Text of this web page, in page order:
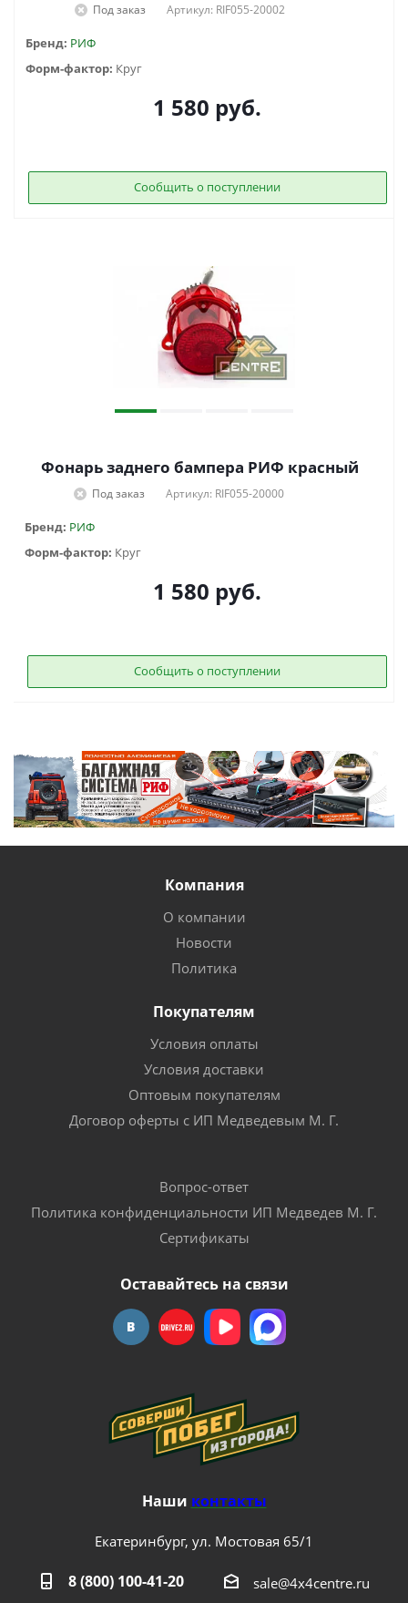
Под заказ Артикул: RIF055-20002
Бренд: РИФ
Форм-фактор: Круг
1 580 руб.
Сообщить о поступлении
Фонарь заднего бампера РИФ красный
Под заказ Артикул: RIF055-20000
Бренд: РИФ
Форм-фактор: Круг
1 580 руб.
Сообщить о поступлении
Компания
О компании
Новости
Политика
Покупателям
Условия оплаты
Условия доставки
Оптовым покупателям
Договор оферты с ИП Медведевым М. Г.
Вопрос-ответ
Политика конфиденциальности ИП Медведев М. Г.
Сертификаты
Оставайтесь на связи
Наши контакты
Екатеринбург, ул. Мостовая 65/1
8 (800) 100-41-20 sale@4x4centre.ru